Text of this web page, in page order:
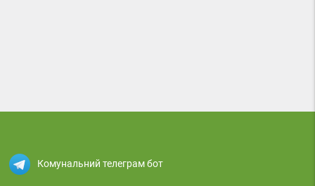
Комунальний телеграм бот